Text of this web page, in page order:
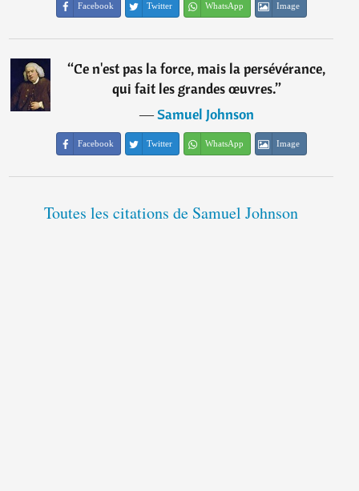
Facebook Twitter WhatsApp Image
“Ce n'est pas la force, mais la persévérance,
qui fait les grandes œuvres.”
―Samuel Johnson
Facebook Twitter WhatsApp Image
Toutes les citations de Samuel Johnson